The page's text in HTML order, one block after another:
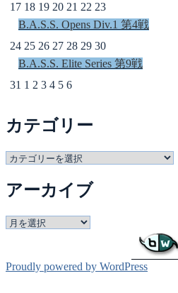
17 18 19 20 21 22 23
B.A.S.S. Opens Div.1 第4戦
24 25 26 27 28 29 30
B.A.S.S. Elite Series 第9戦
31 1 2 3 4 5 6
カテゴリー
カ
ゴ
ー
アーカイブ
ア
イ
Proudly powered by WordPress